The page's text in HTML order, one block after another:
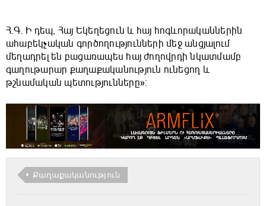
Հ․Գ․ Ի դեպ, Հայ Եկեղեցուն և հայ հոգևորականներին
ահաբեկչական գործողությունների մեջ անցյալում
մեղադրել են բացառապես հայ ժողովրդի նկատմամբ
գաղութարար քաղաքականություն ունեցող և
թշնամական պետությունները»։
Քաղաքականություն